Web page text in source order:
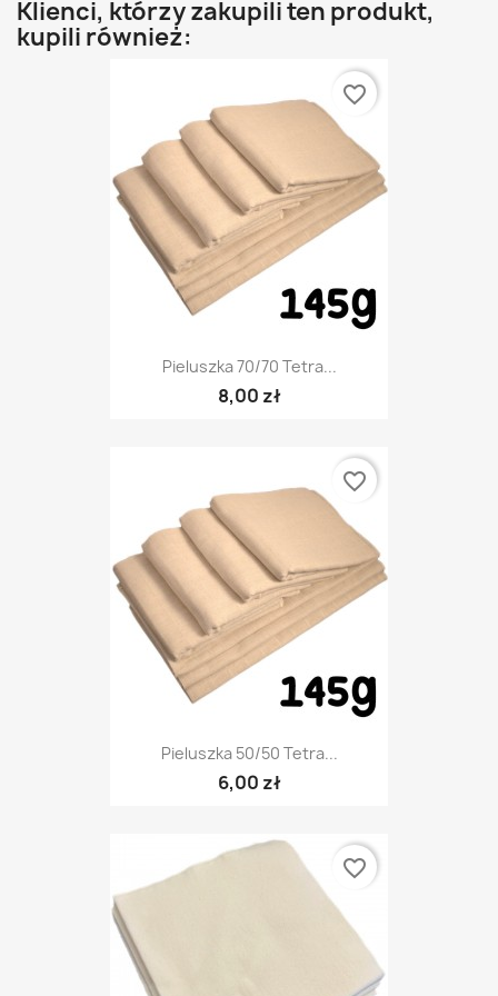
Klienci, którzy zakupili ten produkt,
kupili również:
Pieluszka 70/70 Tetra...
8,00 zł
favorite_border
Pieluszka 50/50 Tetra...
6,00 zł
favorite_border
favorite_border